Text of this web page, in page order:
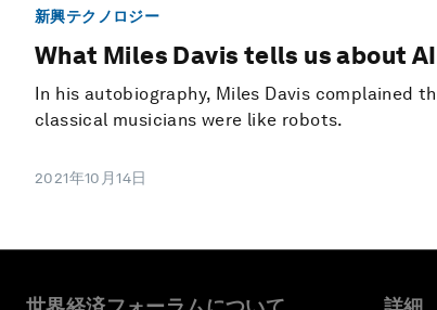
新興テクノロジー
What Miles Davis tells us about AI
In his autobiography, Miles Davis complained
classical musicians were like robots.
2021年10月14日